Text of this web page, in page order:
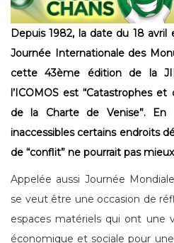
Depuis 1982, la date du 18
Journée Internationale des
cette 43ème édition de la
l’ICOMOS est “Catastrophes
de la Charte de Venise”. En
inaccessibles certains endroits
de “conflit” ne pourrait pas
Appelée aussi Journée
se veut être une occasion de
espaces matériels qui ont une
économique et sociale pour